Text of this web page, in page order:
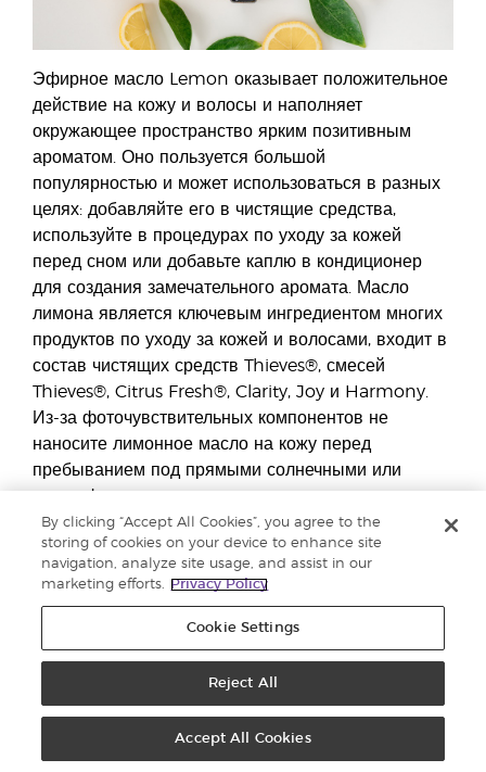
Эфирное масло Lemon оказывает положительное
действие на кожу и волосы и наполняет
окружающее пространство ярким позитивным
ароматом. Оно пользуется большой
популярностью и может использоваться в разных
целях: добавляйте его в чистящие средства,
используйте в процедурах по уходу за кожей
перед сном или добавьте каплю в кондиционер
для создания замечательного аромата. Масло
лимона является ключевым ингредиентом многих
продуктов по уходу за кожей и волосами, входит в
состав чистящих средств Thieves®, смесей
Thieves®, Citrus Fresh®, Clarity, Joy и Harmony.
Из-за фоточувствительных компонентов не
наносите лимонное масло на кожу перед
пребыванием под прямыми солнечными или
ультрафиолетовыми лучами.
Тысячи лет назад и сейчас лимоны играли важную
роль в жизни всего мира. Узнать больше о масле
Lemon от Young Living и его применении вы
Купить эфирное масло Lemon
By clicking “Accept All Cookies”, you agree to the
storing of cookies on your device to enhance site
navigation, analyze site usage, and assist in our
marketing efforts.
Privacy Policy
Cookie Settings
Reject All
Accept All Cookies